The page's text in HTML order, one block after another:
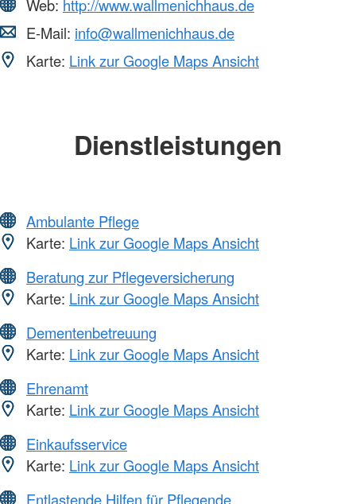
Web: http://www.wallmenichhaus.de
E-Mail: info@wallmenichhaus.de
Karte: Link zur Google Maps Ansicht
Dienstleistungen
Ambulante Pflege
Karte: Link zur Google Maps Ansicht
Beratung zur Pflegeversicherung
Karte: Link zur Google Maps Ansicht
Dementenbetreuung
Karte: Link zur Google Maps Ansicht
Ehrenamt
Karte: Link zur Google Maps Ansicht
Einkaufsservice
Karte: Link zur Google Maps Ansicht
Entlastende Hilfen für Pflegende